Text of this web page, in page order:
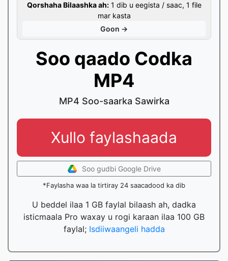
Qorshaha Bilaashka ah:1 dib u eegista / saac, 1 file
mar kasta
Goon →
Soo qaado Codka
MP4
MP4 Soo-saarka Sawirka
Xullo faylashaada
Soo gudbi Google Drive
*Faylasha waa la tirtiray 24 saacadood ka dib
U beddel ilaa 1 GB faylal bilaash ah, dadka
isticmaala Pro waxay u rogi karaan ilaa 100 GB
faylal; Isdiiwaangeli hadda